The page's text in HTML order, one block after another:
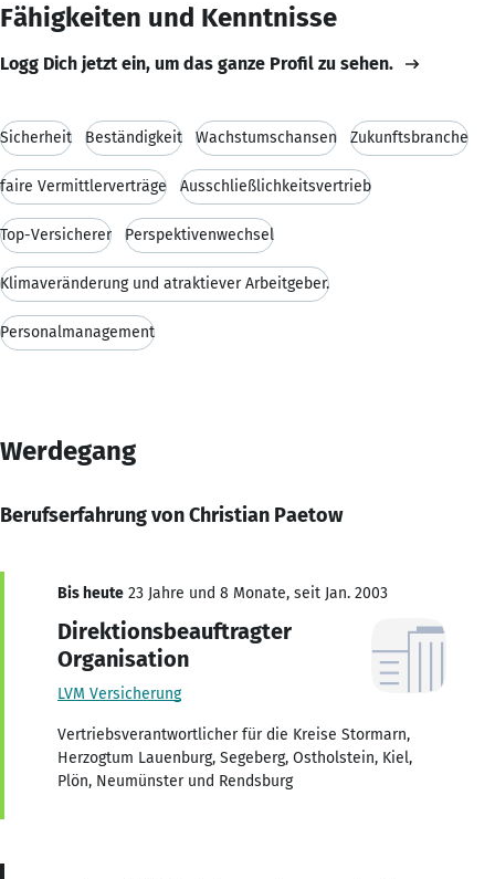
Fähigkeiten und Kenntnisse
Logg Dich jetzt ein, um das ganze Profil zu sehen.
Sicherheit Beständigkeit Wachstumschansen Zukunftsbranche
faire Vermittlerverträge Ausschließlichkeitsvertrieb
Top-Versicherer Perspektivenwechsel
Klimaveränderung und atraktiever Arbeitgeber.
Personalmanagement
Werdegang
Berufserfahrung von Christian Paetow
Bis heute 23 Jahre und 8 Monate, seit Jan. 2003
Direktionsbeauftragter
Organisation
LVM Versicherung
Vertriebsverantwortlicher für die Kreise Stormarn,
Herzogtum Lauenburg, Segeberg, Ostholstein, Kiel,
Plön, Neumünster und Rendsburg